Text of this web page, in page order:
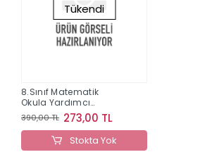
Tükendi
8.Sınıf Matematik
Okula Yardımcı
Alıştıran Defter
390,00 TL 273,00 TL
Stokta Yok